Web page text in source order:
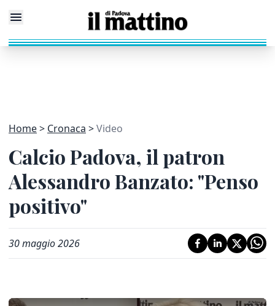
Home Cronaca Video
Calcio Padova, il patron
Alessandro Banzato: "Penso
positivo"
30 maggio 2026